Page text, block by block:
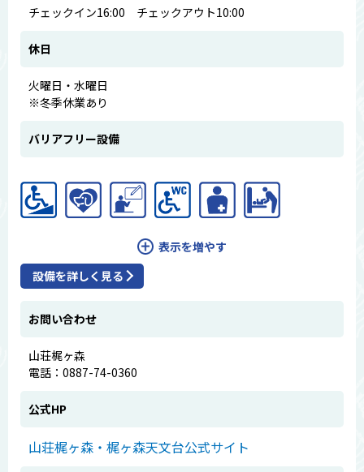
チェックイン16:00 チェックアウト10:00
休日
火曜日・水曜日
※冬季休業あり
バリアフリー設備
表示を増やす
設備を詳しく見る
お問い合わせ
山荘梶ヶ森
電話：0887-74-0360
公式HP
山荘梶ヶ森・梶ヶ森天文台公式サイト